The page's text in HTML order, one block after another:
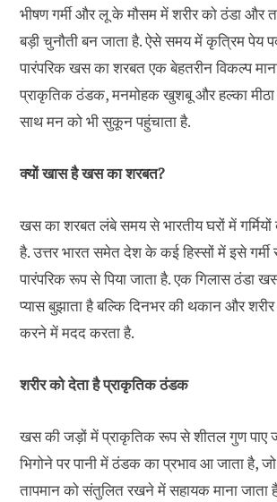
भीषण गर्मी और लू के मौसम में शरीर को ठंडा और
बड़ी चुनौती बन जाता है. ऐसे समय में कृत्रिम पेय
पारंपरिक खस का शरबत एक बेहतरीन विकल्प
प्राकृतिक ठंडक, मनमोहक खुशबू और हल्का मीठा
साथ मन को भी सुकून पहुंचाता है.
क्यों खास है खस का शरबत?
खस का शरबत लंबे समय से भारतीय घरों में गर्मियों
है. उत्तर भारत समेत देश के कई हिस्सों में इसे गर्मी
पारंपरिक रूप से पिया जाता है. एक गिलास ठंडा
प्यास बुझाता है बल्कि दिनभर की थकान और शरीर
करने में मदद करता है.
शरीर को देता है प्राकृतिक ठंडक
खस की जड़ों में प्राकृतिक रूप से शीतल गुण पाए
भिगोने पर पानी में ठंडक का प्रभाव आ जाता है,
तापमान को संतुलित रखने में सहायक माना जाता